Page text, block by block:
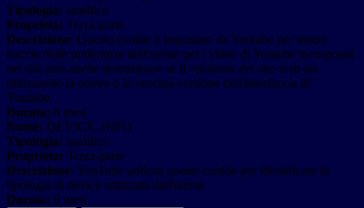
Tipologia: analitico
Proprieta: Terza-parte
Descrizione: Questo cookie è impostato da Youtube per tenere
traccia delle preferenze dell'utente per i video di Youtube incorporati
nei siti; può anche determinare se il visitatore del sito web sta
utilizzando la nuova o la vecchia versione dell'interfaccia di
Youtube.
Durata: 6 mesi
Nome: DEVICE_INFO
Tipologia: analitico
Proprieta: Terza-parte
Descrizione: YouTube utilizza questo cookie per identificare la
tipologia di device utilizzata dall'utente
Durata: 6 mesi